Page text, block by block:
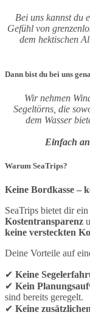
Bei uns kannst du
Gefühl von
dem hektischen
Dann bist du bei uns
Wir nehmen
Segeltörns, die
dem Wasser
Einfach
Warum SeaTrips?
Keine Bordkasse –
SeaTrips bietet dir
Kostentransparenz
keine versteckten
Deine Vorteile auf
✔ Keine
✔ Kein
sind bereits geregelt.
✔ Keine